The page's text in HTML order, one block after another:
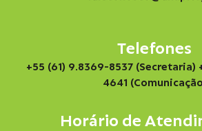
Telefones
+55 (61) 9.8369-8537 (Secretaria)
4641
Horário de